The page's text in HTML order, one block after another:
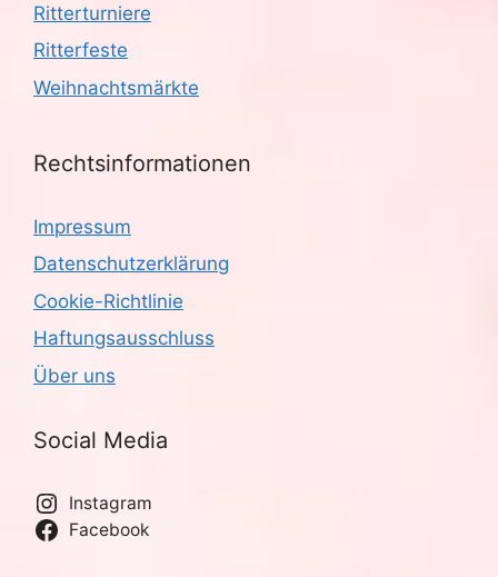
Ritterturniere
Ritterfeste
Weihnachtsmärkte
Rechtsinformationen
Impressum
Datenschutzerklärung
Cookie-Richtlinie
Haftungsausschluss
Über uns
Social Media
Instagram
Facebook